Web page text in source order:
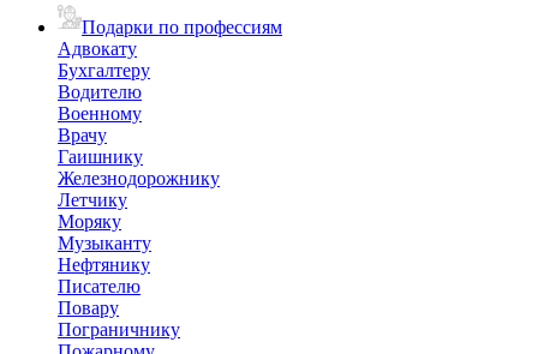
Подарки по профессиям
Адвокату
Бухгалтеру
Водителю
Военному
Врачу
Гаишнику
Железнодорожнику
Летчику
Моряку
Музыканту
Нефтянику
Писателю
Повару
Пограничнику